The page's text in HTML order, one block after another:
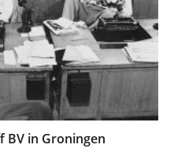
in Groningen